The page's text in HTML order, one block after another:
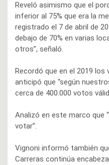
Reveló asimismo que el
inferior al 75% que era la
registrado el 7 de abril de
debajo de 70% en varias
otros”, señaló.
Recordó que en el 2019
anticipó que “según
cerca de 400.000 votos
Analizó en este marco que
votar”.
Vignoni informó también
Carreras continúa